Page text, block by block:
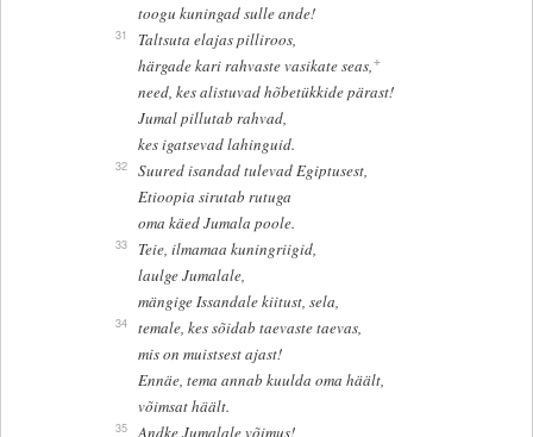
toogu kuningad sulle ande!
31
Taltsuta elajas pilliroos,
härgade kari rahvaste vasikate seas,+
need, kes alistuvad hõbetükkide pärast!
Jumal pillutab rahvad,
kes igatsevad lahinguid.
32
Suured isandad tulevad Egiptusest,
Etioopia sirutab rutuga
oma käed Jumala poole.
33
Teie, ilmamaa kuningriigid,
laulge Jumalale,
mängige Issandale kiitust, sela,
34
temale, kes sõidab taevaste taevas,
mis on muistsest ajast!
Ennäe, tema annab kuulda oma häält,
võimsat häält.
35 Andke Jumalale võimus!